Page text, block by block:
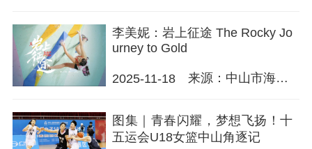
李美妮：岩上征途 The Rocky Jo
urney to Gold
2025-11-18 来源：中山市海外
图集｜青春闪耀，梦想飞扬！十
五运会U18女篮中山角逐记